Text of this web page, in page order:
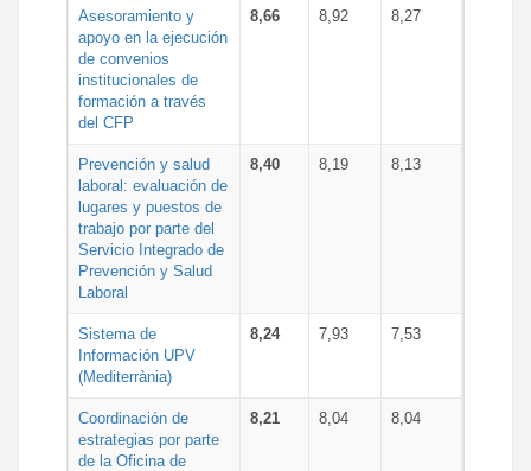
Asesoramiento y
apoyo en la ejecución
de convenios
institucionales de
formación a través
del CFP
8,66 8,92 8,27
Prevención y salud
laboral: evaluación de
lugares y puestos de
trabajo por parte del
Servicio Integrado de
Prevención y Salud
Laboral
8,40 8,19 8,13
Sistema de
Información UPV
(Mediterrània)
8,24 7,93 7,53
Coordinación de
estrategias por parte
de la Oficina de
8,21 8,04 8,04